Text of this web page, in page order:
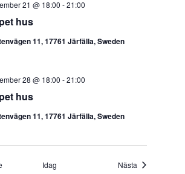
hus
21 @ 18:00 -21:00
11, 17761 Järfälla, Sweden
hus
28 @ 18:00 -21:00
11, 17761 Järfälla, Sweden
Evenemang Idag Nästa Evenemang